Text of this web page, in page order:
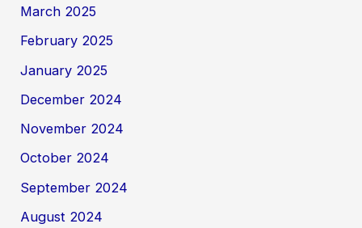
March 2025
February 2025
January 2025
December 2024
November 2024
October 2024
September 2024
August 2024